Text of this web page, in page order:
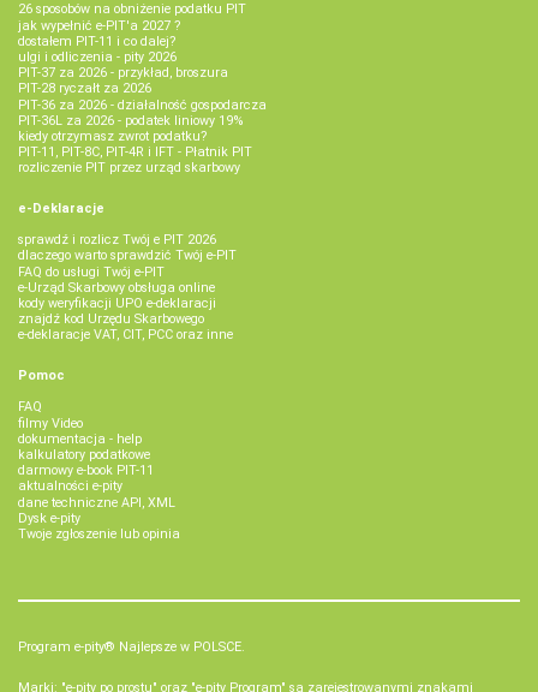
26 sposobów na obniżenie podatku PIT
jak wypełnić e-PIT'a 2027 ?
dostałem PIT-11 i co dalej?
ulgi i odliczenia - pity 2026
PIT-37 za 2026 - przykład, broszura
PIT-28 ryczałt za 2026
PIT-36 za 2026 - działalność gospodarcza
PIT-36L za 2026 - podatek liniowy 19%
kiedy otrzymasz zwrot podatku?
PIT-11, PIT-8C, PIT-4R i IFT - Płatnik PIT
rozliczenie PIT przez urząd skarbowy
e-Deklaracje
sprawdź i rozlicz Twój e PIT 2026
dlaczego warto sprawdzić Twój e-PIT
FAQ do usługi Twój e-PIT
e-Urząd Skarbowy obsługa online
kody weryfikacji UPO e-deklaracji
znajdź kod Urzędu Skarbowego
e-deklaracje VAT, CIT, PCC oraz inne
Pomoc
FAQ
filmy Video
dokumentacja - help
kalkulatory podatkowe
darmowy e-book PIT-11
aktualności e-pity
dane techniczne API, XML
Dysk e-pity
Twoje zgłoszenie lub opinia
Program e-pity® Najlepsze w POLSCE.
Marki: "e-pity po prostu" oraz "e-pity Program" są zarejestrowanymi znakami